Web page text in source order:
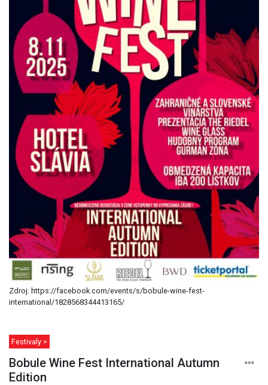
Zdroj: https://facebook.com/events/s/bobule-wine-fest-
international/1828568344413165/
Festivaly >
Bobule Wine Fest International Autumn
Edition